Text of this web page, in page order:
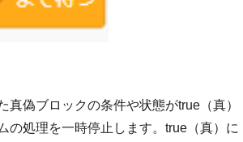
真偽ブロックの条件や状態がtrue（真）
の処理を一時停止します。true（真）に